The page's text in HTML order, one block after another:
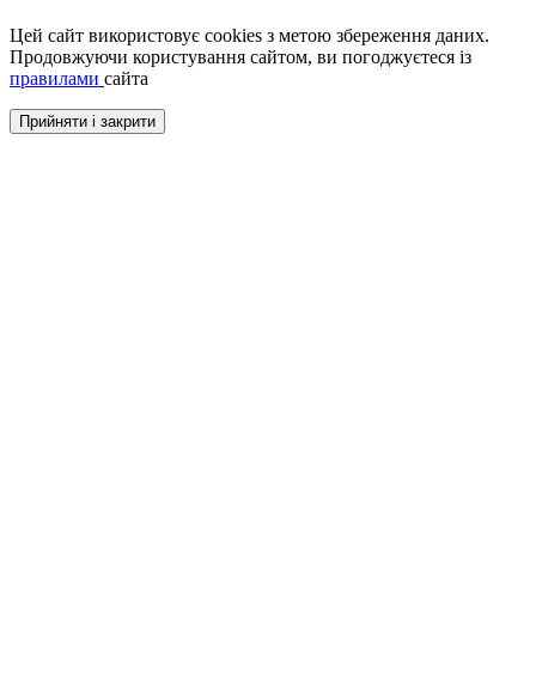
Цей сайт використовує cookies з метою збереження даних.
Продовжуючи користування сайтом, ви погоджуєтеся із
правилами сайта
Прийняти і закрити